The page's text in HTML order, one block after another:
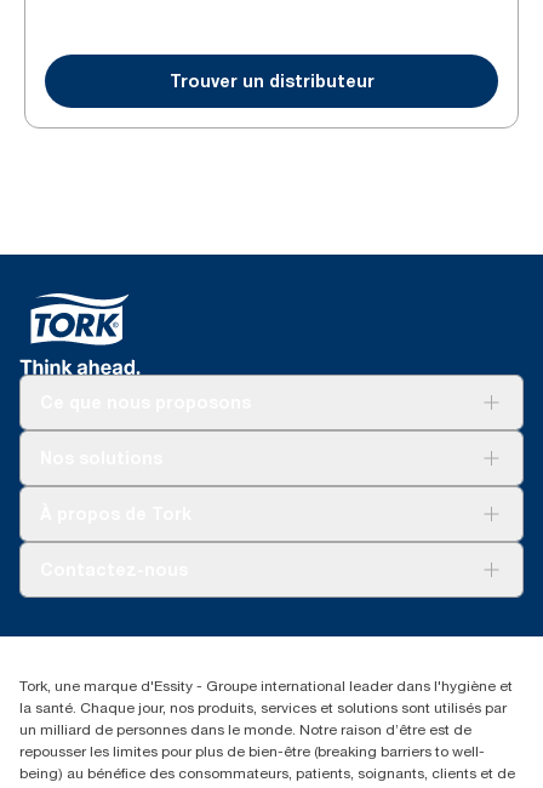
Trouver un distributeur
Réclamation pour distributeurs
02 766 05 30
Essity Belgium NV
Berkenlaan 8B
1831 MACHELEN
Tork, une marque d'Essity - Groupe international leader dans l'hygiène et
la santé. Chaque jour, nos produits, services et solutions sont utilisés par
un milliard de personnes dans le monde. Notre raison d’être est de
repousser les limites pour plus de bien-être (breaking barriers to well-
being) au bénéfice des consommateurs, patients, soignants, clients et de